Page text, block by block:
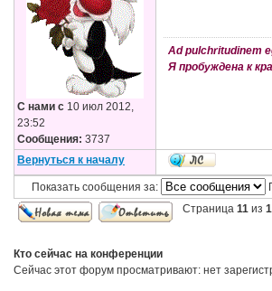
С нами с 10 июл 2012,
23:52
Сообщения: 3737
Ad pulchritudinem
Я пробуждена к
Вернуться к началу
Показать сообщения за:
Страница 11 из
Кто сейчас на конференции
Сейчас этот форум просматривают: нет